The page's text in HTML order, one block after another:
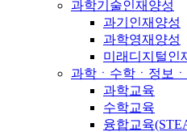
과학기술인재양성
과기인재양성
과학영재양성
미래디지털인
과학ㆍ수학ㆍ정보
과학교육
수학교육
융합교육